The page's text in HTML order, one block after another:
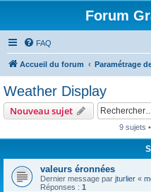
Forum
FAQ
Accueil du forum Paramétrage
Weather Display
Nouveau sujet
9 sujets
valeurs éronnées
Dernier message par jturlier «
Réponses : 1